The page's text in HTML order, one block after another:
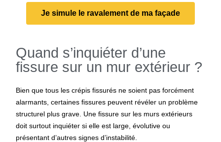
Je simule le ravalement de ma façade
Quand s’inquiéter d’une
fissure sur un mur extérieur ?
Bien que tous les crépis fissurés ne soient pas forcément
alarmants, certaines fissures peuvent révéler un problème
structurel plus grave. Une fissure sur les murs extérieurs
doit surtout inquiéter si elle est large, évolutive ou
présentant d’autres signes d’instabilité.